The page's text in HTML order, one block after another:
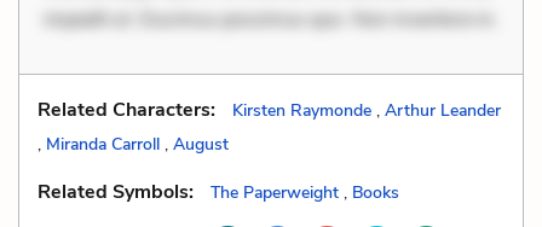
impedit ut. Ducimus possimus quo. Non inventore in.
Related Characters: Kirsten Raymonde , Arthur Leander
, Miranda Carroll , August
Related Symbols: The Paperweight , Books